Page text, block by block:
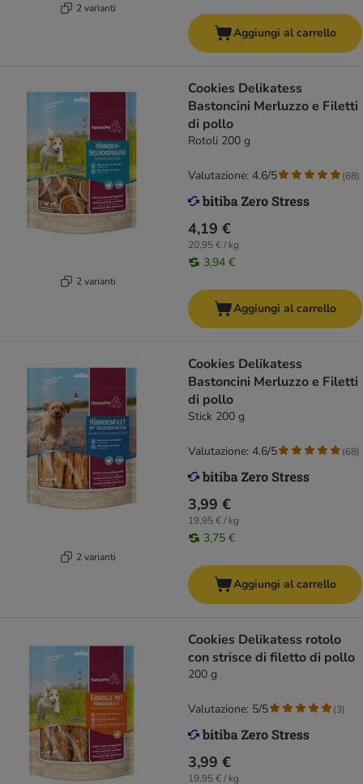
2 varianti
Aggiungi al carrello
2 varianti
Cookies Delikatess
Bastoncini Merluzzo e Filetti
di pollo
Rotoli 200 g
4,19 €
20,95 € / kg
3,94 €
Valutazione: 4.6/5 (68)
Aggiungi al carrello
2 varianti
Cookies Delikatess
Bastoncini Merluzzo e Filetti
di pollo
Stick 200 g
3,99 €
19,95 € / kg
3,75 €
Valutazione: 4.6/5 (68)
Aggiungi al carrello
Cookies Delikatess rotolo
con strisce di filetto di pollo
200 g
3,99 €
19,95 € / kg
Valutazione: 5/5 (3)